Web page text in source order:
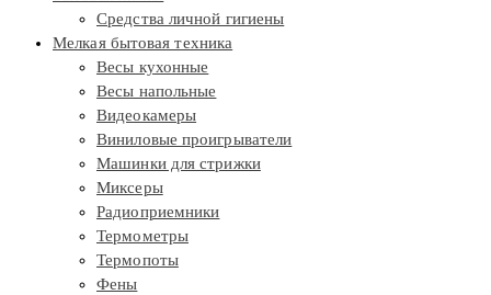
Средства личной гигиены
Мелкая бытовая техника
Весы кухонные
Весы напольные
Видеокамеры
Виниловые проигрыватели
Машинки для стрижки
Миксеры
Радиоприемники
Термометры
Термопоты
Фены